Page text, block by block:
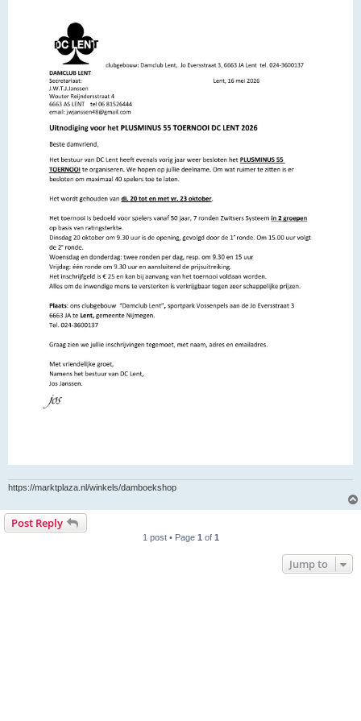
https://marktplaza.nl/winkels/damboekshop
Post Reply
1 post • Page 1 of 1
Jump to